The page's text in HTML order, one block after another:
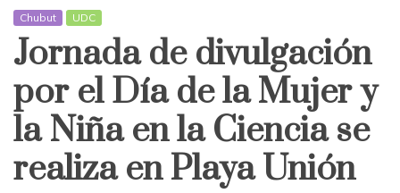
Chubut UDC
Jornada de divulgación
por el Día de la Mujer y
la Niña en la Ciencia se
realiza en Playa Unión